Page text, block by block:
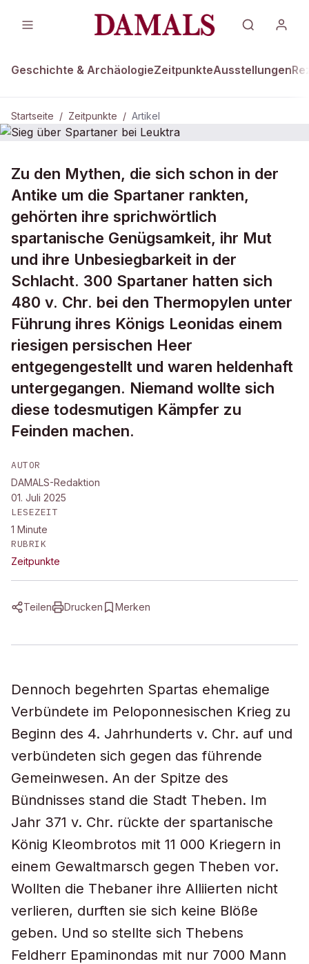
Geschichte & ArchäologieZeitpunkteAusstellungen
Startseite / Zeitpunkte / Artikel
Sieg über Spartaner bei Leuktra
Zu den Mythen, die sich schon in der
Antike um die Spartaner rankten,
gehörten ihre sprichwörtlich
spartanische Genügsamkeit, ihr Mut
und ihre Unbesiegbarkeit in der
Schlacht. 300 Spartaner hatten sich
480 v. Chr. bei den Thermopylen unter
Führung ihres Königs Leonidas einem
riesigen persischen Heer
entgegengestellt und waren heldenhaft
untergegangen. Niemand wollte sich
diese todesmutigen Kämpfer zu
Feinden machen.
AUTOR
DAMALS-Redaktion
01. Juli 2025
LESEZEIT
1 Minute
RUBRIK
Zeitpunkte
Teilen Drucken Merken
Dennoch begehrten Spartas ehemalige
Verbündete im Peloponnesischen Krieg zu
Beginn des 4. Jahrhunderts v. Chr. auf und
verbündeten sich gegen das führende
Gemeinwesen. An der Spitze des
Bündnisses stand die Stadt Theben. Im
Jahr 371 v. Chr. rückte der spartanische
König Kleombrotos mit 11 000 Kriegern in
einem Gewaltmarsch gegen Theben vor.
Wollten die Thebaner ihre Alliierten nicht
verlieren, durften sie sich keine Blöße
geben. Und so stellte sich Thebens
Feldherr Epaminondas mit nur 7000 Mann